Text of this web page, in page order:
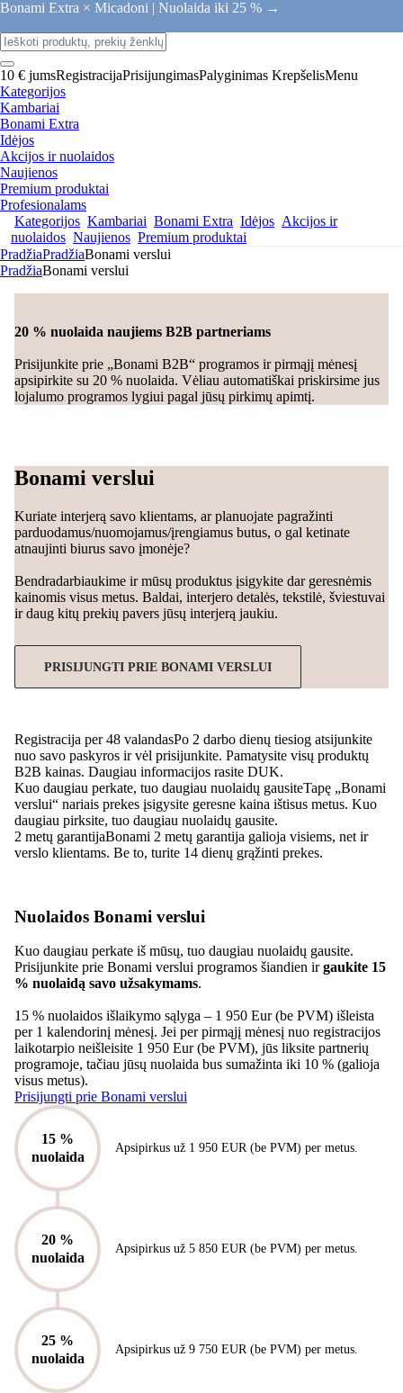
Bonami Extra × Micadoni | Nuolaida iki 25 % →
10 € jumsRegistracijaPrisijungimasPalyginimas KrepšelisMenu
Kategorijos
Kambariai
Bonami Extra
Idėjos
Akcijos ir nuolaidos
Naujienos
Premium produktai
Profesionalams
Kategorijos Kambariai Bonami Extra Idėjos Akcijos ir
nuolaidos Naujienos Premium produktai
PradžiaPradžiaBonami verslui
PradžiaBonami verslui
20 % nuolaida naujiems B2B partneriams
Prisijunkite prie „Bonami B2B“ programos ir pirmąjį mėnesį
apsipirkite su 20 % nuolaida. Vėliau automatiškai priskirsime jus
lojalumo programos lygiui pagal jūsų pirkimų apimtį.
Bonami verslui
Kuriate interjerą savo klientams, ar planuojate pagražinti
parduodamus/nuomojamus/įrengiamus butus, o gal ketinate
atnaujinti biurus savo įmonėje?
Bendradarbiaukime ir mūsų produktus įsigykite dar geresnėmis
kainomis visus metus. Baldai, interjero detalės, tekstilė, šviestuvai
ir daug kitų prekių pavers jūsų interjerą jaukiu.
PRISIJUNGTI PRIE BONAMI VERSLUI
Registracija per 48 valandasPo 2 darbo dienų tiesiog atsijunkite
nuo savo paskyros ir vėl prisijunkite. Pamatysite visų produktų
B2B kainas. Daugiau informacijos rasite DUK.
Kuo daugiau perkate, tuo daugiau nuolaidų gausiteTapę „Bonami
verslui“ nariais prekes įsigysite geresne kaina ištisus metus. Kuo
daugiau pirksite, tuo daugiau nuolaidų gausite.
2 metų garantijaBonami 2 metų garantija galioja visiems, net ir
verslo klientams. Be to, turite 14 dienų grąžinti prekes.
Nuolaidos Bonami verslui
Kuo daugiau perkate iš mūsų, tuo daugiau nuolaidų gausite.
Prisijunkite prie Bonami verslui programos šiandien irgaukite 15
% nuolaidą savo užsakymams.
15 % nuolaidos išlaikymo sąlyga – 1 950 Eur (be PVM) išleista
per 1 kalendorinį mėnesį. Jei per pirmąjį mėnesį nuo registracijos
laikotarpio neišleisite 1 950 Eur (be PVM), jūs liksite partnerių
programoje, tačiau jūsų nuolaida bus sumažinta iki 10 % (galioja
visus metus).
Prisijungti prie Bonami verslui
15 %
nuolaida
Apsipirkus už 1 950 EUR (be PVM) per metus.
20 %
nuolaida
Apsipirkus už 5 850 EUR (be PVM) per metus.
25 %
nuolaida
Apsipirkus už 9 750 EUR (be PVM) per metus.